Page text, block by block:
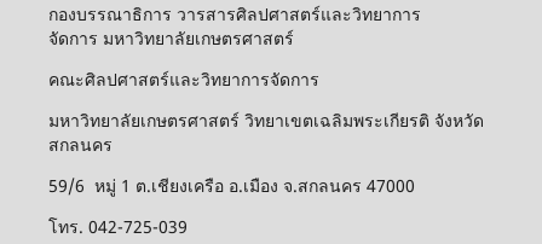
กองบรรณาธิการ วารสารศิลปศาสตร์และวิทยาการ
จัดการ มหาวิทยาลัยเกษตรศาสตร์
คณะศิลปศาสตร์และวิทยาการจัดการ
มหาวิทยาลัยเกษตรศาสตร์ วิทยาเขตเฉลิมพระเกียรติ จังหวัด
สกลนคร
59/6 หมู่ 1 ต.เชียงเครือ อ.เมือง จ.สกลนคร 47000
โทร. 042-725-039